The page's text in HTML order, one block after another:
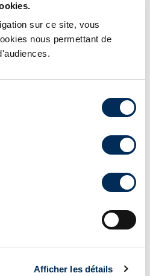
sur ce site, vous
nous permettant de
Afficher les détails
requis. Il n’y a pas de
espèces de
sont
les pouvoirs publics et
de